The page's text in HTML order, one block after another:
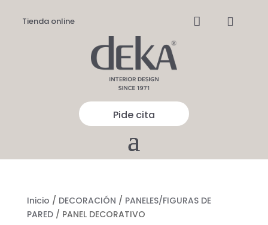
Tienda online  
Pide cita
Inicio / DECORACIÓN / PANELES/FIGURAS DE
PARED/ PANEL DECORATIVO